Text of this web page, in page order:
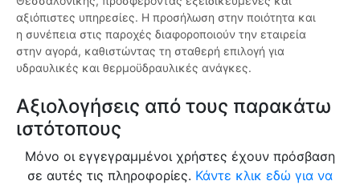
αξιόπιστες υπηρεσίες. Η προσήλωση στην ποιότητα και
η συνέπεια στις παροχές διαφοροποιούν την εταιρεία
στην αγορά, καθιστώντας τη σταθερή επιλογή για
υδραυλικές και θερμοϋδραυλικές ανάγκες.
Αξιολογήσεις από τους παρακάτω
ιστότοπους
Μόνο οι εγγεγραμμένοι χρήστες έχουν πρόσβαση
σε αυτές τις πληροφορίες. Κάντε κλικ εδώ για να